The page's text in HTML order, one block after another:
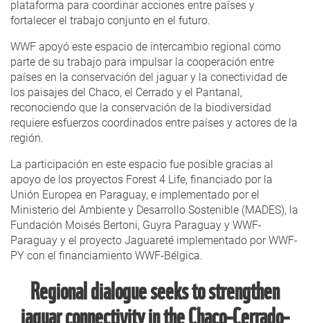
plataforma para coordinar acciones entre países y
fortalecer el trabajo conjunto en el futuro.
WWF apoyó este espacio de intercambio regional como
parte de su trabajo para impulsar la cooperación entre
países en la conservación del jaguar y la conectividad de
los paisajes del Chaco, el Cerrado y el Pantanal,
reconociendo que la conservación de la biodiversidad
requiere esfuerzos coordinados entre países y actores de la
región.
La participación en este espacio fue posible gracias al
apoyo de los proyectos Forest 4 Life, financiado por la
Unión Europea en Paraguay, e implementado por el
Ministerio del Ambiente y Desarrollo Sostenible (MADES), la
Fundación Moisés Bertoni, Guyra Paraguay y WWF-
Paraguay y el proyecto Jaguareté implementado por WWF-
PY con el financiamiento WWF-Bélgica.
Regional dialogue seeks to strengthen
jaguar connectivity in the Chaco–Cerrado–